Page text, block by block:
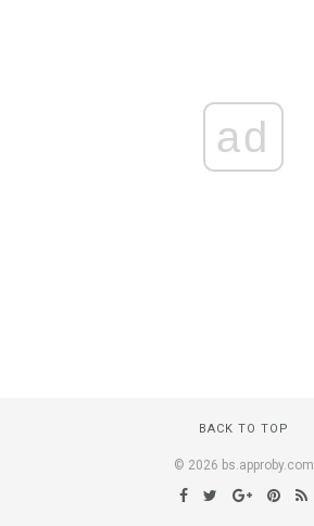
ad
BACK TO TOP
© 2026 bs.approby.com